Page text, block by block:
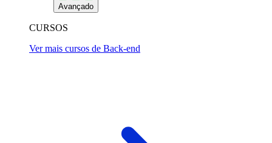
Avançado
CURSOS
Ver mais cursos de Back-end